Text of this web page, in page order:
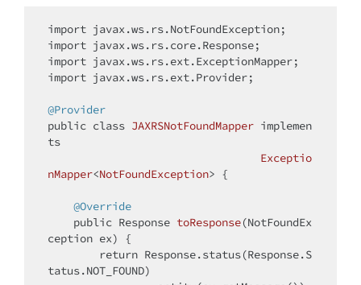
import
import
import
import javax.ws.rs.ext.Provider;
@Provider
public class JAXRSNotFoundMapper implemen
ts
Exceptio
nMapper<NotFoundException> {
@Override
public Response toResponse(NotFoundEx
ception ex)
{
return Response.status(Response.S
tatus.NOT_FOUND)